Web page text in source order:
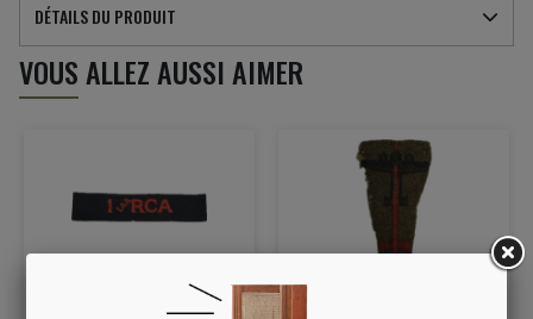
DÉTAILS DU PRODUIT
VOUS ALLEZ AUSSI AIMER